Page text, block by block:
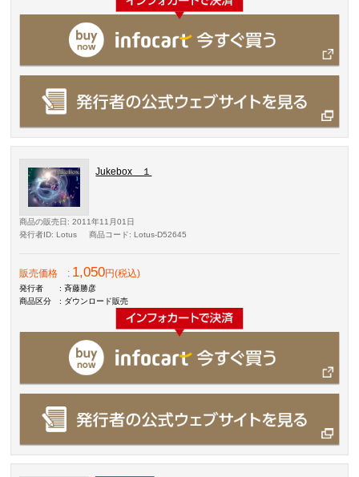
Jukebox １
商品の販売日 : 2011年11月01日
発行者ID: Lotus 商品コード: Lotus-D52645
販売価格 : 1,050円(税込)
発行者
: 斉藤勝彦
商品区分
: ダウンロード販売